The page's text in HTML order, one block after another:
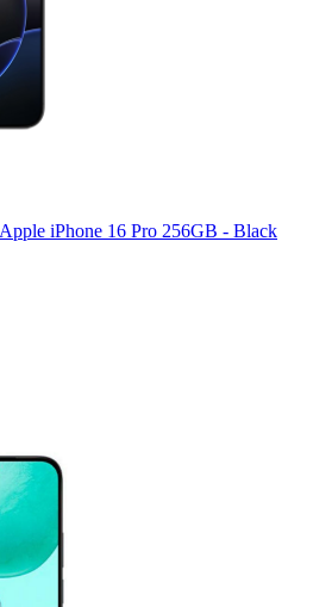
iPhone 16 Pro 256GB - Black